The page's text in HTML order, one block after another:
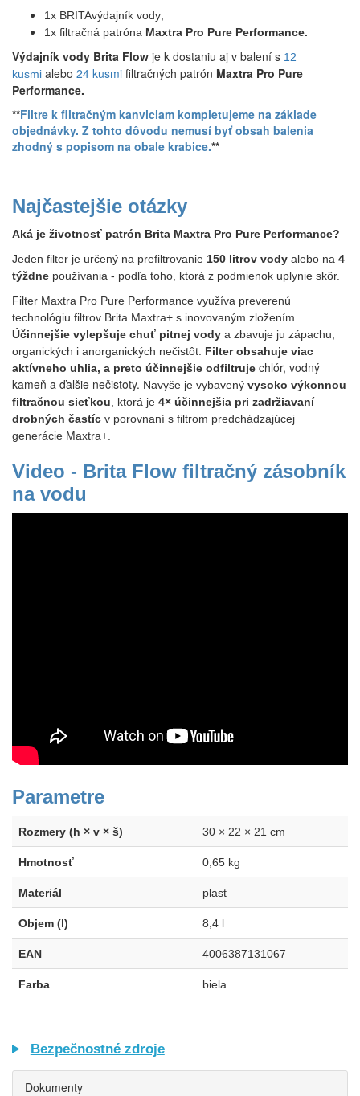
1x BRITAvýdajník vody;
1x filtračná patróna Maxtra Pro Pure Performance.
Výdajník vody Brita Flow je k dostaniu aj v balení s 12
kusmi alebo 24 kusmi filtračných patrón Maxtra Pro Pure
Performance.
**Filtre k filtračným kanviciam kompletujeme na základe
objednávky. Z tohto dôvodu nemusí byť obsah balenia
zhodný s popisom na obale krabice.**
Najčastejšie otázky
Aká je životnosť patrón Brita Maxtra Pro Pure Performance?
Jeden filter je určený na prefiltrovanie 150 litrov vody alebo na 4
týždne používania - podľa toho, ktorá z podmienok uplynie skôr.
Filter Maxtra Pro Pure Performance využíva preverenú
technológiu filtrov Brita Maxtra+ s inovovaným zložením.
Účinnejšie vylepšuje chuť pitnej vody a zbavuje ju zápachu,
organických i anorganických nečistôt. Filter obsahuje viac
aktívneho uhlia, a preto účinnejšie odfiltruje chlór, vodný
kameň a ďalšie nečistoty. Navyše je vybavený vysoko výkonnou
filtračnou sieťkou , ktorá je 4× účinnejšia pri zadržiavaní
drobných častíc v porovnaní s filtrom predchádzajúcej
generácie Maxtra+.
Video - Brita Flow filtračný zásobník
na vodu
Parametre
Rozmery (h × v × š) 30 × 22 × 21 cm
Hmotnosť 0,65 kg
Materiál plast
Objem (l) 8,4 l
EAN 4006387131067
Farba biela
Bezpečnostné zdroje
Dokumenty